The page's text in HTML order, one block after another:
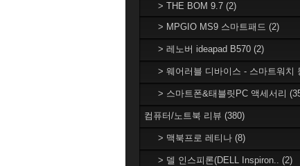
> THE BOM 9.7 (2)
> MPGIO MS9 스마트패드 (2)
> 레노버 ideapad B570 (2)
> 웨어러블 디바이스 - 스마트워치
> 스마트폰&태블릿PC 액세서리
컴퓨터/노트북 리뷰 (380)
> 맥북프로 레티나 (8)
> 델 인스피론(DELL Inspiron.. (2)